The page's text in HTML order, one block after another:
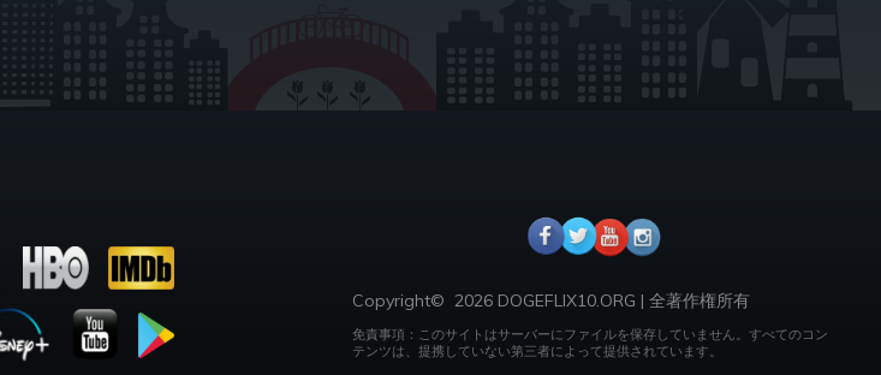
Copyright© 2026 DOGEFLIX10.ORG | 全著作権所有
免責事項：このサイトはサーバーにファイルを保存していません。 すべてのコン
テンツは、提携していない第三者によって提供されています。